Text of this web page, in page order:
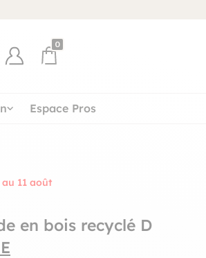
0
Espace Pros
11 août
en bois recyclé D